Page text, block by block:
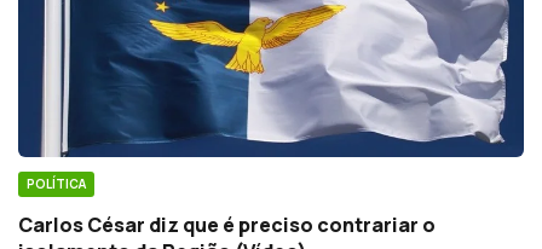
POLÍTICA
Carlos César diz que é preciso contrariar o